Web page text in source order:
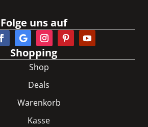
Folge uns auf
Shopping
Shop
Deals
Warenkorb
Kasse